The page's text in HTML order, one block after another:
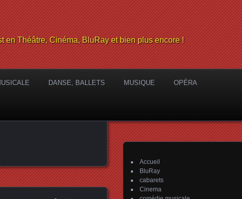
en Théâtre, Cinéma, BluRay et bien plus encore !
DANSE, BALLETS MUSIQUE OPÉRA
Accueil
BluRay
cabarets
Cinema